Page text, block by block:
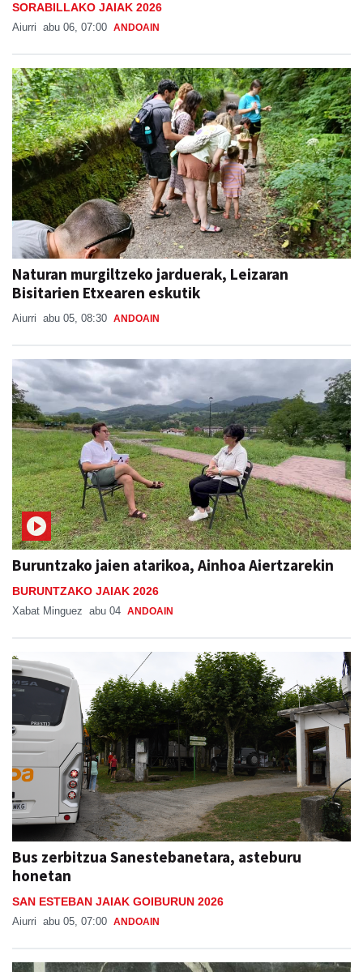
SORABILLAKO JAIAK 2026
Aiurri abu 06, 07:00 ANDOAIN
Naturan murgiltzeko jarduerak, Leizaran
Bisitarien Etxearen eskutik
Aiurri abu 05, 08:30 ANDOAIN
Buruntzako jaien atarikoa, Ainhoa Aiertzarekin
BURUNTZAKO JAIAK 2026
Xabat Minguez abu 04 ANDOAIN
Bus zerbitzua Sanestebanetara, asteburu
honetan
SAN ESTEBAN JAIAK GOIBURUN 2026
Aiurri abu 05, 07:00 ANDOAIN